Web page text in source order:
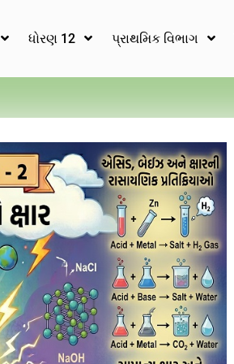
ધોરણ 12 પ્રાથમિક વિભાગ